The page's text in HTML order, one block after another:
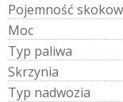
Pojemność skokow
Moc
Typ paliwa
Skrzynia
Typ nadwozia